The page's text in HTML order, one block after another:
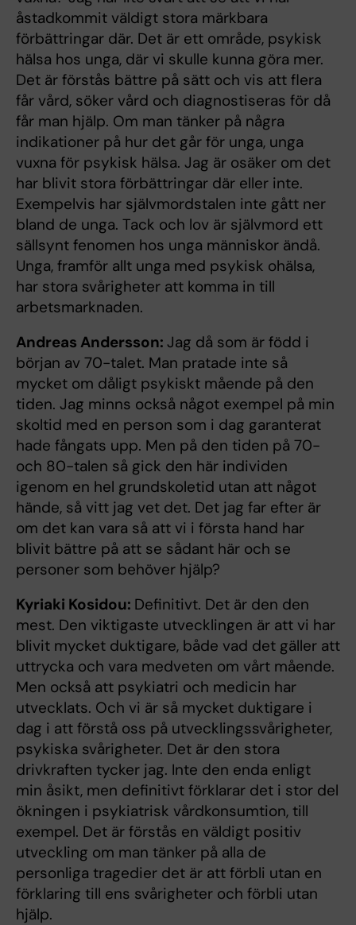
åstadkommit väldigt stora märkbara
förbättringar där. Det är ett område, psykisk
hälsa hos unga, där vi skulle kunna göra mer.
Det är förstås bättre på sätt och vis att flera
får vård, söker vård och diagnostiseras för då
får man hjälp. Om man tänker på några
indikationer på hur det går för unga, unga
vuxna för psykisk hälsa. Jag är osäker om det
har blivit stora förbättringar där eller inte.
Exempelvis har självmordstalen inte gått ner
bland de unga. Tack och lov är självmord ett
sällsynt fenomen hos unga människor ändå.
Unga, framför allt unga med psykisk ohälsa,
har stora svårigheter att komma in till
arbetsmarknaden.
Andreas Andersson: Jag då som är född i
början av 70-talet. Man pratade inte så
mycket om dåligt psykiskt mående på den
tiden. Jag minns också något exempel på min
skoltid med en person som i dag garanterat
hade fångats upp. Men på den tiden på 70-
och 80-talen så gick den här individen
igenom en hel grundskoletid utan att något
hände, så vitt jag vet det. Det jag far efter är
om det kan vara så att vi i första hand har
blivit bättre på att se sådant här och se
personer som behöver hjälp?
Kyriaki Kosidou: Definitivt. Det är den den
mest. Den viktigaste utvecklingen är att vi har
blivit mycket duktigare, både vad det gäller att
uttrycka och vara medveten om vårt mående.
Men också att psykiatri och medicin har
utvecklats. Och vi är så mycket duktigare i
dag i att förstå oss på utvecklingssvårigheter,
psykiska svårigheter. Det är den stora
drivkraften tycker jag. Inte den enda enligt
min åsikt, men definitivt förklarar det i stor del
ökningen i psykiatrisk vårdkonsumtion, till
exempel. Det är förstås en väldigt positiv
utveckling om man tänker på alla de
personliga tragedier det är att förbli utan en
förklaring till ens svårigheter och förbli utan
hjälp.